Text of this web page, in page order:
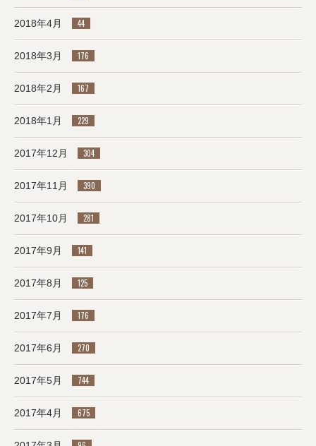
2018年4月 44
2018年3月 176
2018年2月 167
2018年1月 229
2017年12月 304
2017年11月 390
2017年10月 281
2017年9月 141
2017年8月 125
2017年7月 176
2017年6月 270
2017年5月 744
2017年4月 675